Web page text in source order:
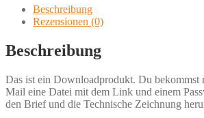
Slawischem
Menge
Beschreibung
Rezensionen (0)
Beschreibung
Das ist ein Downloadprodukt. Du bekommst
Mail eine Datei mit dem Link und einem
den Brief und die Technische Zeichnung